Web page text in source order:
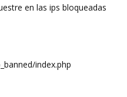
en las ips bloqueadas
index.php